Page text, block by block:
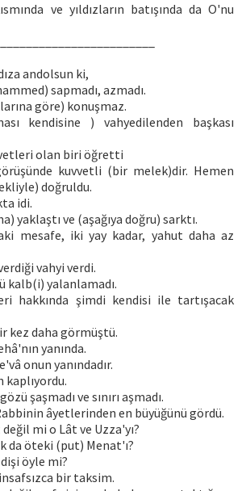
ve yıldızların batışında da O'nu
andolsun ki,
sapmadı, azmadı.
göre) konuşmaz.
kendisine ) vahyedilenden başkası
olan biri öğretti
kuvvetli (bir melek)dir. Hemen
doğruldu.
idi.
yaklaştı ve (aşağıya doğru) sarktı.
mesafe, iki yay kadar, yahut daha az
vahyi verdi.
kalb(i) yalanlamadı.
hakkında şimdi kendisi ile tartışacak
kez daha görmüştü.
yanında.
onun yanındadır.
kaplıyordu.
şaşmadı ve sınırı aşmadı.
âyetlerinden en büyüğünü gördü.
mi o Lât ve Uzza'yı?
da öteki (put) Menat'ı?
öyle mi?
bir taksim.